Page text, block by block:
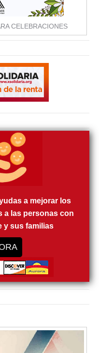
CELEBRACIONES
a mejorar los
a las personas con
y sus familias